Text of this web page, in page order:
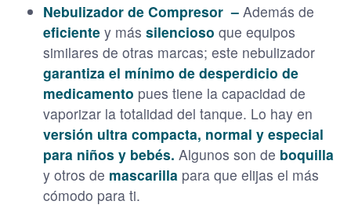
Nebulizador de Compresor – Además de
eficiente y más silencioso que equipos
similares de otras marcas; este nebulizador
garantiza el mínimo de desperdicio de
medicamento pues tiene la capacidad de
vaporizar la totalidad del tanque. Lo hay en
versión ultra compacta, normal y especial
para niños y bebés. Algunos son de boquilla
y otros de mascarilla para que elijas el más
cómodo para ti.